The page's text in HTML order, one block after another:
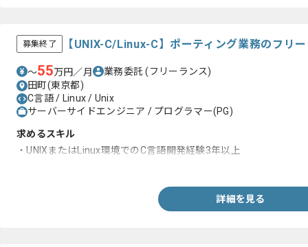
募集終了 【UNIX-C/Linux-C】ポーティング業務のフリ
〜55万円／月 業務委託(フリーランス)
田町(東京都)
C言語 / Linux / Unix
サーバーサイドエンジニア / プログラマー(PG)
求めるスキル
・UNIXまたはLinux環境でのC言語開発経験3年以上
詳細を見る